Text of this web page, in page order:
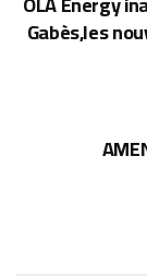
Gabès,les